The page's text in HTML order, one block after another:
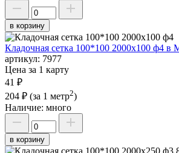
в корзину
Кладочная сетка 100*100 2000х100 ф4 в
артикул: 7977
Цена за 1 карту
41 ₽
204 ₽ (за 1 метр2)
Наличие: много
в корзину